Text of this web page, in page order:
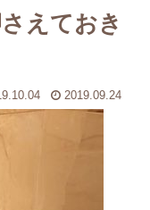
えておき
2019.09.24